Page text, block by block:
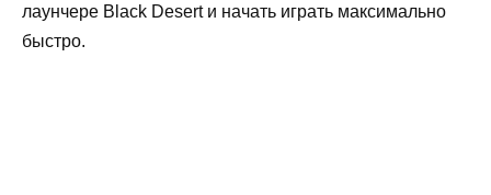
лаунчере Black Desert и начать играть максимально
быстро.